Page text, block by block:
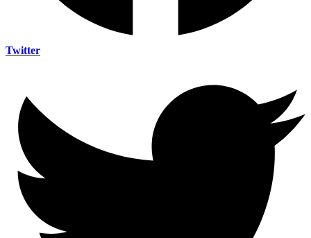
Twitter